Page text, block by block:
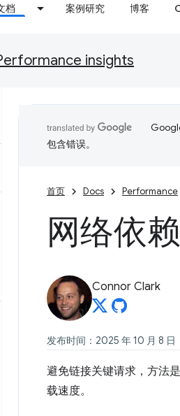
档 案例研究 博客
insights
包含错误。
首页 Docs Performance
网络依
Connor Clark
发布时间：2025 年 10 月 8 日
避免链接关键请求，方法
载速度。